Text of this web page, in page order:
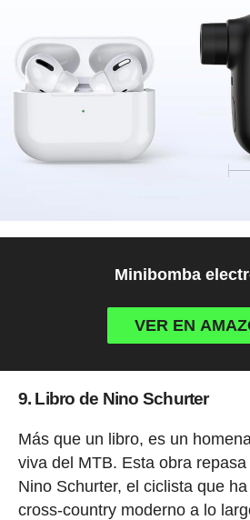
Minibomba
VER EN
9. Libro de Nino Schurter
Más que un libro, es un
viva del MTB. Esta obra
Nino Schurter, el ciclista que
cross-country moderno a lo